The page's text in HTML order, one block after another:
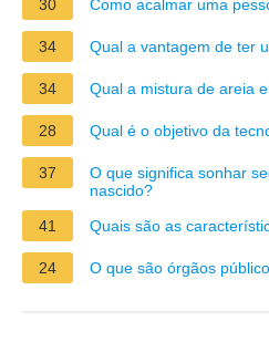
30 Como acalmar uma
34 Qual a vantagem de ter
34 Qual a mistura de areia
28 Qual é o objetivo da
37
O que significa sonhar
nascido?
41
Quais são as
24 O que são órgãos